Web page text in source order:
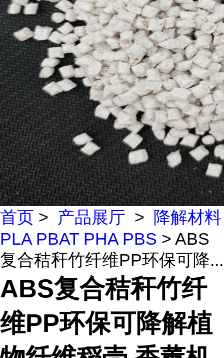
首页 > 产品展厅 >
降解材料
PLA PBAT PHA PBS > ABS
复合秸秆竹纤维PP环保可降...
ABS复合秸秆竹纤
维PP环保可降解植